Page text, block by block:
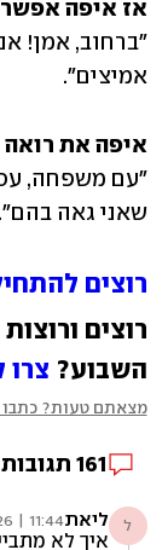
אז איפה
אמיצים".
איפה את רואה את
שאני גאה בהם".
רוצים
השבוע? צרו
מצאתם טעות? כתבו
161 תגובות
ל ליאת11:44 | 23.06.26
איך לא